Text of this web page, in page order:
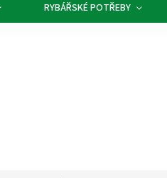
RYBÁŘSKÉ POTŘEBY